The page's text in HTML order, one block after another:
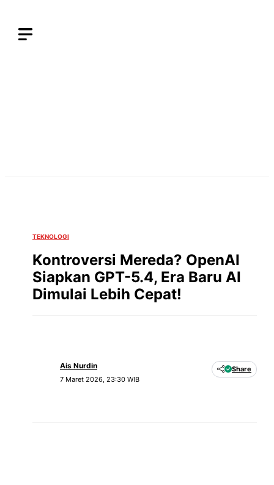
TEKNOLOGI
Kontroversi Mereda? OpenAI
Siapkan GPT-5.4, Era Baru AI
Dimulai Lebih Cepat!
Ais Nurdin
7 Maret 2026, 23:30 WIB
Share